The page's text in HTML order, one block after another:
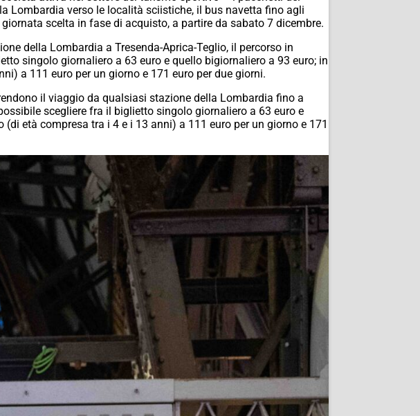
Lombardia verso le località sciistiche, il bus navetta fino agli
scelta in fase di acquisto, a partire da sabato 7 dicembre.
della Lombardia a Tresenda-Aprica-Teglio, il percorso in
singolo giornaliero a 63 euro e quello bigiornaliero a 93 euro; in
a 111 euro per un giorno e 171 euro per due giorni.
il viaggio da qualsiasi stazione della Lombardia fino a
scegliere fra il biglietto singolo giornaliero a 63 euro e
età compresa tra i 4 e i 13 anni) a 111 euro per un giorno e 171